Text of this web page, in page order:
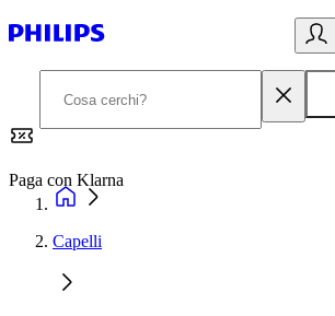
Paga con Klarna
Capelli